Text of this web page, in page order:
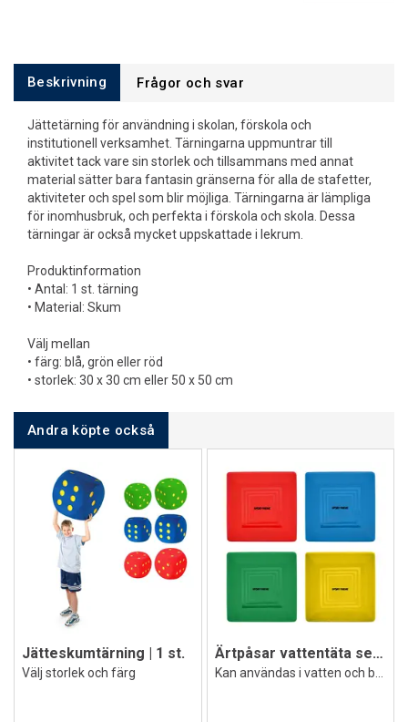
Beskrivning Frågor och svar
Jättetärning för användning i skolan, förskola och
institutionell verksamhet. Tärningarna uppmuntrar till
aktivitet tack vare sin storlek och tillsammans med annat
material sätter bara fantasin gränserna för alla de stafetter,
aktiviteter och spel som blir möjliga. Tärningarna är lämpliga
för inomhusbruk, och perfekta i förskola och skola. Dessa
tärningar är också mycket uppskattade i lekrum.
Produktinformation
• Antal: 1 st. tärning
• Material: Skum
Välj mellan
• färg: blå, grön eller röd
• storlek: 30 x 30 cm eller 50 x 50 cm
Andra köpte också
Jätteskumtärning | 1 st.
Välj storlek och färg
Ärtpåsar vattentäta set 4 st